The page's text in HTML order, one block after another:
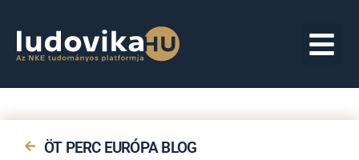
ÖT PERC EURÓPA BLOG